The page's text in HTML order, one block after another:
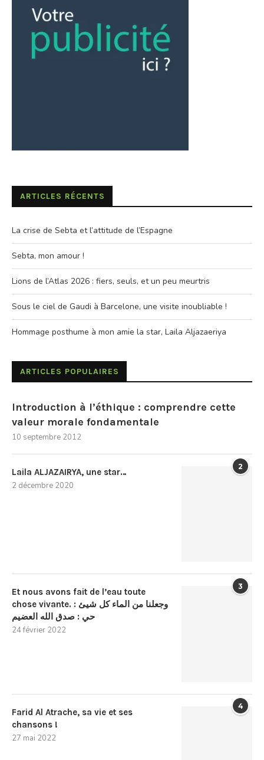
ARTICLES RÉCENTS
La crise de Sebta et l’attitude de l’Espagne
Sebta, mon amour !
Lions de l’Atlas 2026 : fiers, seuls, et un peu meurtris
Sous le ciel de Gaudi à Barcelone, une visite inoubliable !
Hommage posthume à mon amie la star, Laila Aljazaeriya
ARTICLES POPULAIRES
Introduction à l’éthique : comprendre cette
valeur morale fondamentale
10 septembre 2012
2
Laila ALJAZAIRYA, une star…
2 décembre 2020
3
Et nous avons fait de l’eau toute
chose vivante. : وجعلنا من الماء كل شيئ
حي : صدق الله العضيم
24 février 2022
4
Farid Al Atrache, sa vie et ses
chansons !
27 mai 2022